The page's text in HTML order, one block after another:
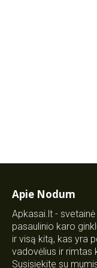
Apie Nodum
Apkasai.lt -
pasaulinio karo
ir visą kitą, kas yra
vadovėlius ir rimtas
Susisiekite su